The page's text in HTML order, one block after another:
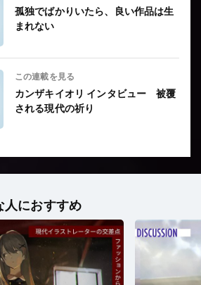
孤独でばかりいたら、良い作品は生
まれない
この連載を見る
カンザキイオリ インタビュー 被覆
される現代の祈り
人におすすめ